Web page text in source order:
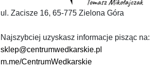
ul. Zacisze 16, 65-775 Zielona Góra
Najszybciej uzyskasz informacje pisząc na:
sklep@centrumwedkarskie.pl
m.me/CentrumWedkarskie